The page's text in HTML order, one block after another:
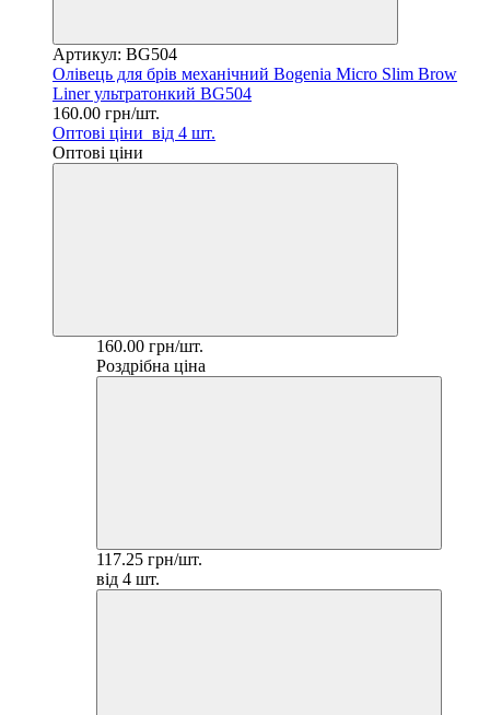
Артикул: BG504
Олівець для брів механічний Bogenia Micro Slim Brow
Liner ультратонкий BG504
160.00 грн/шт.
Оптові ціни від 4 шт.
Оптові ціни
160.00 грн/шт.
Роздрібна ціна
117.25 грн/шт.
від 4 шт.